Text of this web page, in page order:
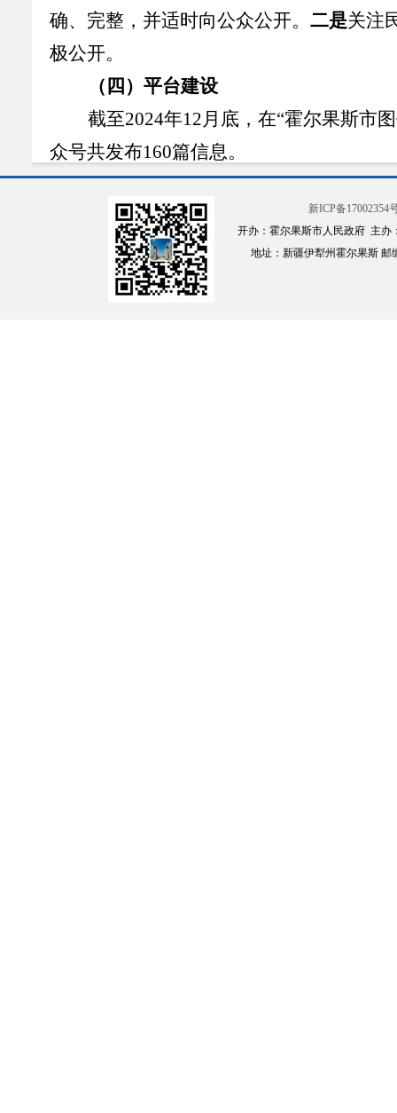
确、完整，并适时向公众公开。二是关注
极公开。
（四）平台建设
截至2024年12月底，在“霍尔果斯市
众号共发布160篇信息。
（五）监督保障
2024年，我局加强政府信息公开自
会，加大人才队伍学习培训力度，进一步
二、主动公开政府信息情况
新ICP备17002354
开办：霍尔果斯市人民政府 主办
地址：新疆伊犁州霍尔果斯